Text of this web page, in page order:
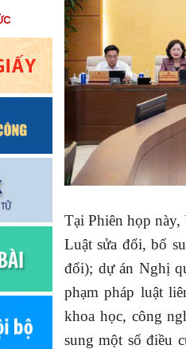
Tại Phiên họp
Luật sửa đổi, bổ
đổi); dự án Nghị
phạm pháp luật
khoa học, công
sung một số điều